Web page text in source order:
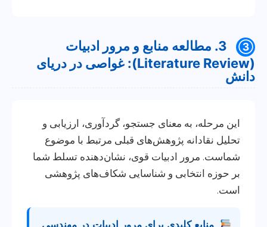
③
3. مطالعه منابع و مرور ادبیات
(Literature Review): غواصی در دریای
دانش
این مرحله، به معنای جستجو، گردآوری، ارزیابی و
تحلیل نقادانه پژوهش‌های قبلی مرتبط با موضوع
شماست. مرور ادبیات قوی، نشان‌دهنده تسلط شما
بر حوزه انتخابی و شناسایی شکاف‌های پژوهشی
است.